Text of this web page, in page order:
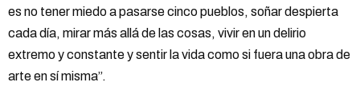
es no tener miedo a pasarse cinco pueblos, soñar despierta
cada día, mirar más allá de las cosas, vivir en un delirio
extremo y constante y sentir la vida como si fuera una obra de
arte en sí misma”.